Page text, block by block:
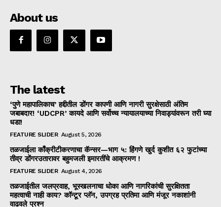
About us
The latest
‘पुणे महापालिकाच’ हद्दीतील डोंगर कापणी आणि नागरी सुरक्षेसाठी अंतिम
जबाबदार! ‘UDCPR’ कायदे आणि सर्वोच्च न्यायालयाच्या निवाड्यांवरून तरी घ्या
धडा!
FEATURE SLIDER August 5, 2026
तळजाईला काँक्रीटीकरणाचा कॅन्सर—भाग ५: हिंगणे खुर्द कुशीत ६२ फुटांच्या
तीव्र डोंगरउतारावर बहुमजली इमारतींचे आक्रमण !
FEATURE SLIDER August 4, 2026
तळजाईतील जलप्रवाह, भूस्खलनाचा धोका आणि नागरिकांची सुरक्षितता
महत्वाची नाही काय? कॉन्टूर प्लॅन, उपग्रह प्रतिमा आणि मंजूर नकाशांनी
वाढवले प्रश्न